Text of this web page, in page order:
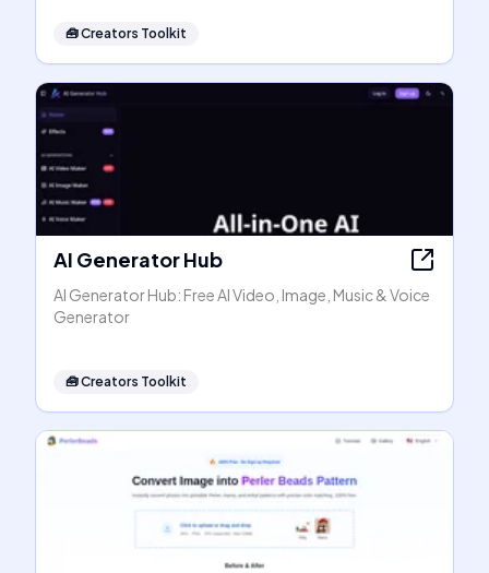
🧰Creators Toolkit
AI Generator Hub
AI Generator Hub: Free AI Video, Image, Music & Voice
Generator
🧰Creators Toolkit